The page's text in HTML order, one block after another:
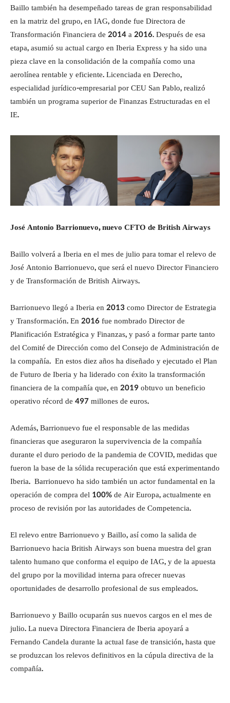
Baillo también ha desempeñado tareas de gran responsabilidad
en la matriz del grupo, en IAG, donde fue Directora de
Transformación Financiera de 2014 a 2016. Después de esa
etapa, asumió su actual cargo en Iberia Express y ha sido una
pieza clave en la consolidación de la compañía como una
aerolínea rentable y eficiente. Licenciada en Derecho,
especialidad jurídico-empresarial por CEU San Pablo, realizó
también un programa superior de Finanzas Estructuradas en el
IE.
José Antonio Barrionuevo, nuevo CFTO de British Airways
Baillo volverá a Iberia en el mes de julio para tomar el relevo de
José Antonio Barrionuevo, que será el nuevo Director Financiero
y de Transformación de British Airways.
Barrionuevo llegó a Iberia en 2013 como Director de Estrategia
y Transformación. En 2016 fue nombrado Director de
Planificación Estratégica y Finanzas, y pasó a formar parte tanto
del Comité de Dirección como del Consejo de Administración de
la compañía. En estos diez años ha diseñado y ejecutado el Plan
de Futuro de Iberia y ha liderado con éxito la transformación
financiera de la compañía que, en 2019 obtuvo un beneficio
operativo récord de 497 millones de euros.
Además, Barrionuevo fue el responsable de las medidas
financieras que aseguraron la supervivencia de la compañía
durante el duro periodo de la pandemia de COVID, medidas que
fueron la base de la sólida recuperación que está experimentando
Iberia. Barrionuevo ha sido también un actor fundamental en la
operación de compra del 100% de Air Europa, actualmente en
proceso de revisión por las autoridades de Competencia.
El relevo entre Barrionuevo y Baillo, así como la salida de
Barrionuevo hacia British Airways son buena muestra del gran
talento humano que conforma el equipo de IAG, y de la apuesta
del grupo por la movilidad interna para ofrecer nuevas
oportunidades de desarrollo profesional de sus empleados.
Barrionuevo y Baillo ocuparán sus nuevos cargos en el mes de
julio. La nueva Directora Financiera de Iberia apoyará a
Fernando Candela durante la actual fase de transición, hasta que
se produzcan los relevos definitivos en la cúpula directiva de la
compañía.